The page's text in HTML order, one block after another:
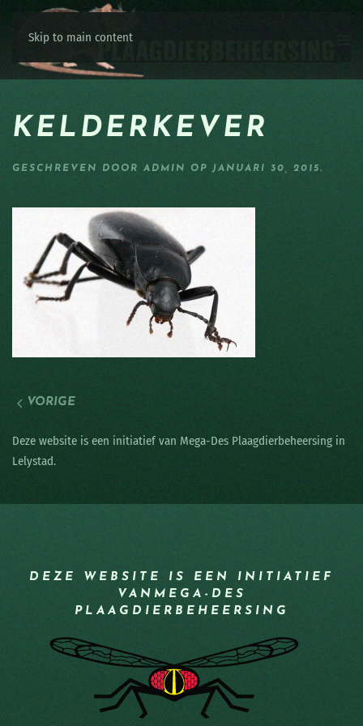
Skip to main content
KELDERKEVER
GESCHREVEN DOOR ADMIN OP JANUARI 30, 2015.
VORIGE
Deze website is een initiatief van Mega-Des Plaagdierbeheersing in
Lelystad.
DEZE WEBSITE IS EEN INITIATIEF
VAN MEGA-DES
PLAAGDIERBEHEERSING